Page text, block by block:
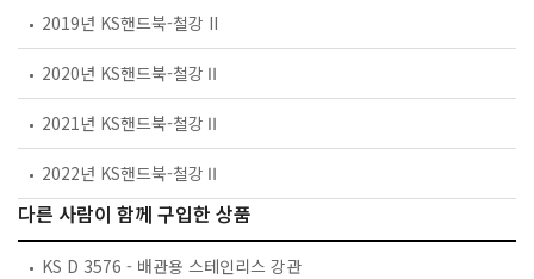
2019년 KS핸드북-철강 II
2020년 KS핸드북-철강Ⅱ
2021년 KS핸드북-철강Ⅱ
2022년 KS핸드북-철강Ⅱ
다른 사람이 함께 구입한 상품
KS D 3576 - 배관용 스테인리스 강관